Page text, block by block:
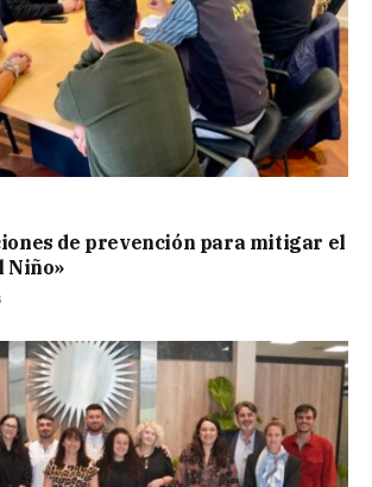
de prevención para mitigar el
Niño»